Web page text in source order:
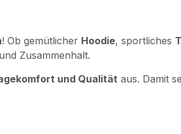
! Ob gemüt­li­cher Hoo­die, sport­li­ches
Zusammenhalt.
und Qua­li­tät aus. Damit